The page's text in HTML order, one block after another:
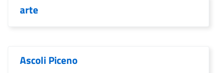
arte
Ascoli Piceno